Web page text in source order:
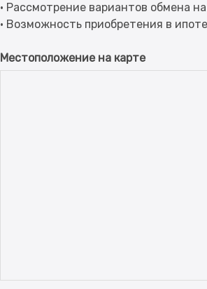
• Рассмотрение вариантов обмена
Местоположение на карте